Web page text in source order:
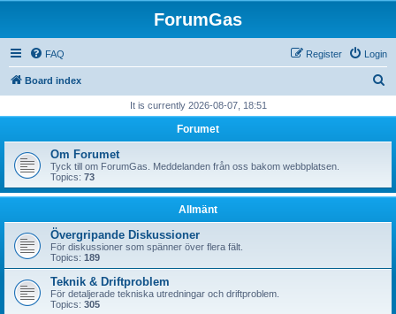
ForumGas
FAQ Login
Register
Board index
r
h
It is currently 2026-08-07, 18:51
Forumet
Om Forumet
Tyck till om ForumGas. Meddelanden från oss bakom webbplatsen.
Topics: 73
Allmänt
Övergripande Diskussioner
För diskussioner som spänner över flera fält.
Topics: 189
Teknik & Driftproblem
För detaljerade tekniska utredningar och driftproblem.
Topics: 305